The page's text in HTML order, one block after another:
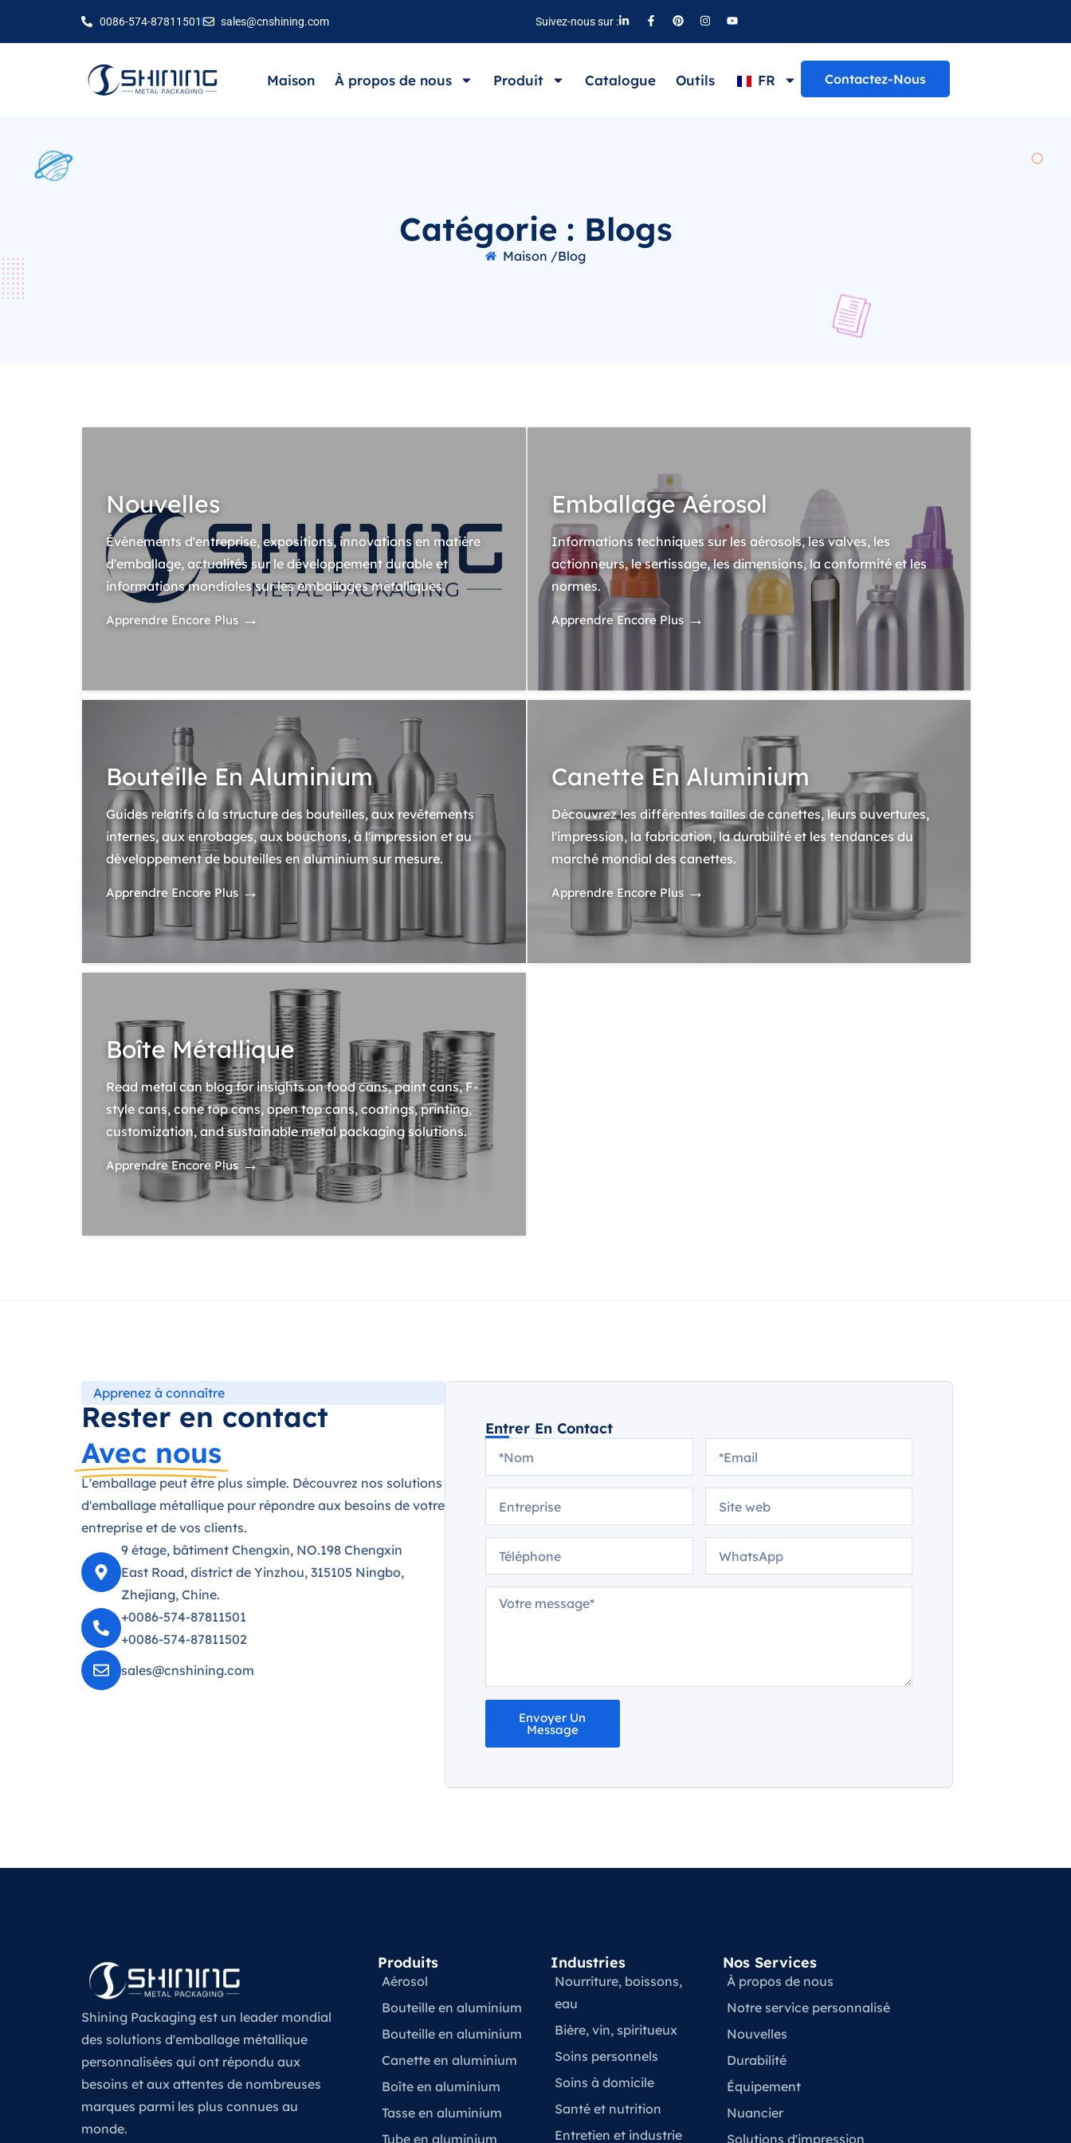
0086-574-87811501 sales@cnshining.com Suivez-nous sur :
Maison À propos de nous Produit Catalogue Outils FR Contactez-Nous
Catégorie : Blogs
Maison /Blog
Nouvelles
Événements d'entreprise, expositions, innovations en matière
d'emballage, actualités sur le développement durable et
informations mondiales sur les emballages métalliques.
Apprendre Encore Plus →
Emballage Aérosol
Informations techniques sur les aérosols, les valves, les
actionneurs, le sertissage, les dimensions, la conformité et les
normes.
Apprendre Encore Plus →
Bouteille En Aluminium
Guides relatifs à la structure des bouteilles, aux revêtements
internes, aux enrobages, aux bouchons, à l'impression et au
développement de bouteilles en aluminium sur mesure.
Apprendre Encore Plus →
Canette En Aluminium
Découvrez les différentes tailles de canettes, leurs ouvertures,
l'impression, la fabrication, la durabilité et les tendances du
marché mondial des canettes.
Apprendre Encore Plus →
Boîte Métallique
Read metal can blog for insights on food cans, paint cans, F-
style cans, cone top cans, open top cans, coatings, printing,
customization, and sustainable metal packaging solutions.
Apprendre Encore Plus→
Apprenez à connaître
Rester en contact
Avec nous
L'emballage peut être plus simple. Découvrez nos solutions
d'emballage métallique pour répondre aux besoins de votre
entreprise et de vos clients.
9 étage, bâtiment Chengxin, NO.198 Chengxin
East Road, district de Yinzhou, 315105 Ningbo,
Zhejiang, Chine.
+0086-574-87811501
+0086-574-87811502
sales@cnshining.com
Entrer En Contact
Envoyer Un
Message
Shining Packaging est un leader mondial
des solutions d'emballage métallique
personnalisées qui ont répondu aux
besoins et aux attentes de nombreuses
marques parmi les plus connues au
monde.
Produits
Aérosol
Bouteille en aluminium
Bouteille en aluminium
Canette en aluminium
Boîte en aluminium
Tasse en aluminium
Tube en aluminium
Industries
Nourriture, boissons,
eau
Bière, vin, spiritueux
Soins personnels
Soins à domicile
Santé et nutrition
Entretien et industrie
Nos Services
À propos de nous
Notre service personnalisé
Nouvelles
Durabilité
Équipement
Nuancier
Solutions d'impression